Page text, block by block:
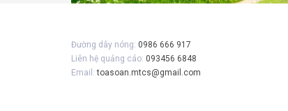
Đường dây nóng: 0986 666 917
Liên hệ quảng cáo: 093456 6848
Email:toasoan.mtcs@gmail.com